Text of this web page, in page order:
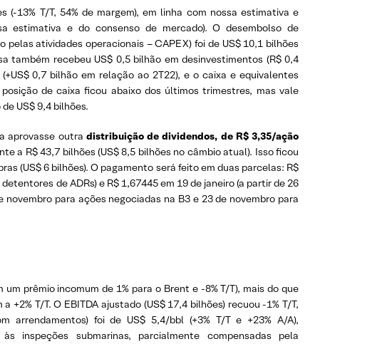
13% T/T, 54% de margem), em linha com nossa estimativa e
estimativa e do consenso de mercado). O desembolso de
atividades operacionais – CAPEX) foi de US$ 10,1 bilhões
também recebeu US$ 0,5 bilhão em desinvestimentos (R$ 0,4
0,7 bilhão em relação ao 2T22), e o caixa e equivalentes
de caixa ficou abaixo dos últimos trimestres, mas vale
US$ 9,4 bilhões.
aprovasse outra distribuição de dividendos, de R$ 3,35/ação
a R$ 43,7 bilhões (US$ 8,5 bilhões no câmbio atual). Isso ficou
(US$ 6 bilhões). O pagamento será feito em duas parcelas: R$
de ADRs) e R$ 1,67445 em 19 de janeiro (a partir de 26
para ações negociadas na B3 e 23 de novembro para
prêmio incomum de 1% para o Brent e -8% T/T), mais do que
T/T. O EBITDA ajustado (US$ 17,4 bilhões) recuou -1% T/T,
foi de US$ 5,4/bbl (+3% T/T e +23% A/A),
inspeções submarinas, parcialmente compensadas pela